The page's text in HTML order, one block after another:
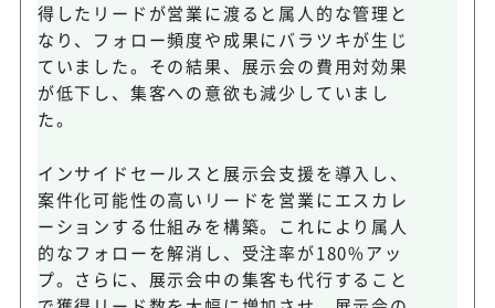
得したリードが営業に渡ると属人的な管理と
なり、フォロー頻度や成果にバラツキが生じ
ていました。その結果、展示会の費用対効果
が低下し、集客への意欲も減少していまし
た。
インサイドセールスと展示会支援を導入し、
案件化可能性の高いリードを営業にエスカレ
ーションする仕組みを構築。これにより属人
的なフォローを解消し、受注率が180%アッ
プ。さらに、展示会中の集客も代行すること